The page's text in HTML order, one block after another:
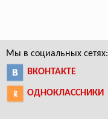
Мы в социальных сетях:
ВКОНТАКТЕ
ОДНОКЛАССНИКИ